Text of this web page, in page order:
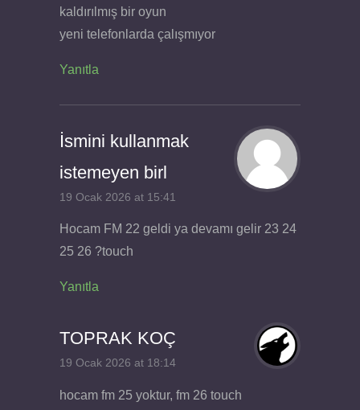
kaldırılmış bir oyun
yeni telefonlarda çalışmıyor
Yanıtla
İsmini kullanmak
istemeyen birl
19 Ocak 2026 at 15:41
Hocam FM 22 geldi ya devamı gelir 23 24
25 26 ?touch
Yanıtla
TOPRAK KOÇ
19 Ocak 2026 at 18:14
hocam fm 25 yoktur, fm 26 touch